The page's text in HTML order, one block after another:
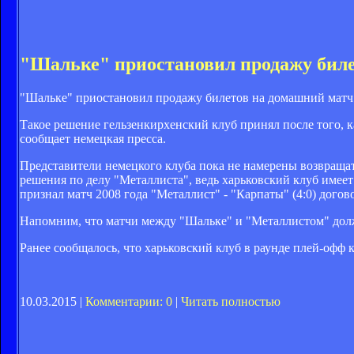
"Шальке" приостановил продажу
"Шальке" приостановил продажу билетов на домашний
Такое решение гельзенкирхенский клуб принял после того,
сообщает немецкая пресса.
Представители немецкого клуба пока не намерены
решения по делу "Металлиста", ведь харьковский клуб
признал матч 2008 года "Металлист" - "Карпаты" (4:0)
Напомним, что матчи между "Шальке" и "Металлистом"
Ранее сообщалось, что харьковский клуб в раунде плей-
10.03.2015 | Комментарии: 0 | Читать полностью